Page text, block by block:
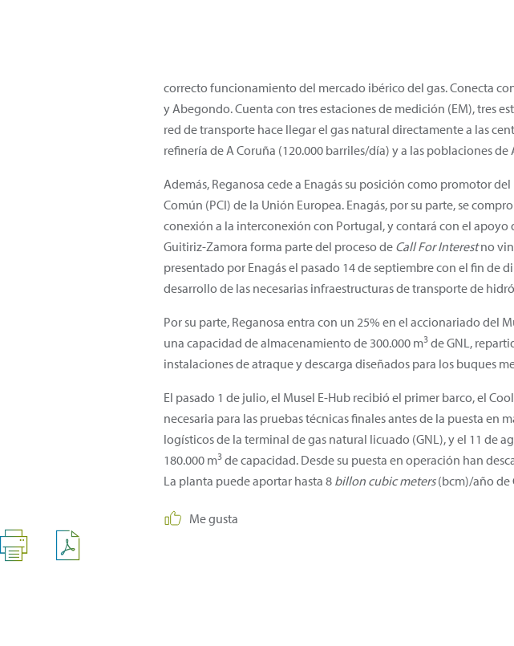
correcto funcionamiento del mercado ibérico del gas. Conecta
y Abegondo. Cuenta con tres estaciones de medición (EM), tres
red de transporte hace llegar el gas natural directamente a las
refinería de A Coruña (120.000 barriles/día) y a las poblaciones de
Además, Reganosa cede a Enagás su posición como promotor
Común (PCI) de la Unión Europea. Enagás, por su parte, se
conexión a la interconexión con Portugal, y contará con el
Guitiriz-Zamora forma parte del proceso de Call For Interestno
presentado por Enagás el pasado 14 de septiembre con el fin de
desarrollo de las necesarias infraestructuras de transporte de
Por su parte, Reganosa entra con un 25% en el accionariado del
una capacidad de almacenamiento de 300.000 m3 de GNL,
instalaciones de atraque y descarga diseñados para los buques
El pasado 1 de julio, el Musel E-Hub recibió el primer barco, el
necesaria para las pruebas técnicas finales antes de la puesta en
logísticos de la terminal de gas natural licuado (GNL), y el 11 de
180.000 m3 de capacidad. Desde su puesta en operación han
La planta puede aportar hasta 8 billon cubic meters(bcm)/año de
Me gusta